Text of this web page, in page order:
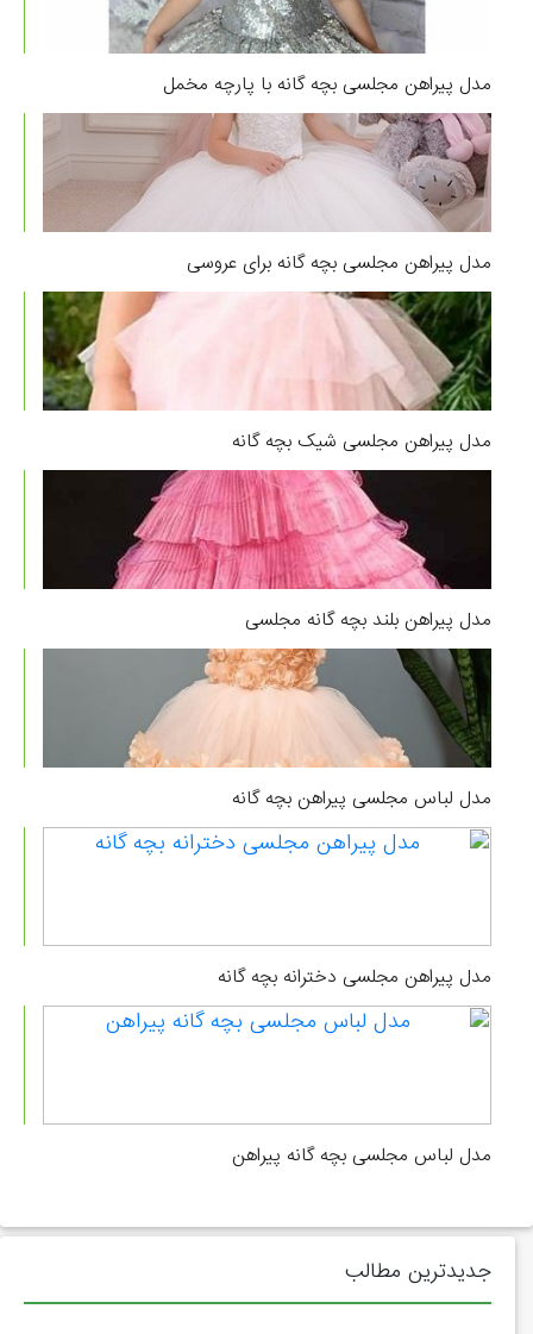
مدل پیراهن مجلسی بچه گانه با پارچه مخمل
مدل پیراهن مجلسی بچه گانه برای عروسی
مدل پیراهن مجلسی شیک بچه گانه
مدل پیراهن بلند بچه گانه مجلسی
مدل لباس مجلسی پیراهن بچه گانه
مدل پیراهن مجلسی دخترانه بچه گانه
مدل لباس مجلسی بچه گانه پیراهن
جدیدترین مطالب